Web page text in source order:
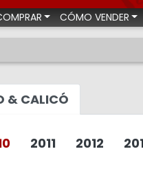
CÓMO VENDER
& CALICÓ
2011 2012